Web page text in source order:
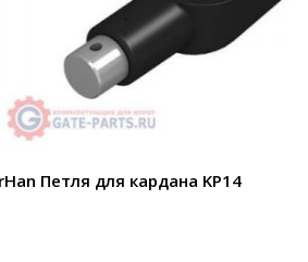
Петля для кардана KP14